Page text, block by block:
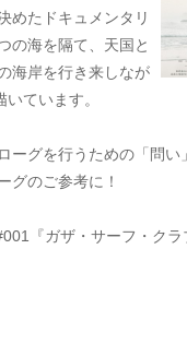
めたドキュメンタリ
の海を隔て、天国と
海岸を行き来しなが
ています。
ーグを行うための「問い
グのご参考に！
『ガザ・サーフ・クラ